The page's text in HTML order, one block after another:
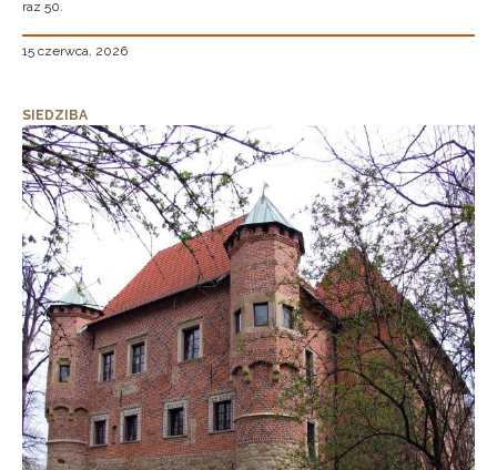
raz 50.
15 czerwca, 2026
SIEDZIBA